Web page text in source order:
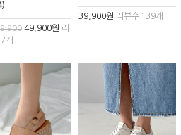
49,900원 리
개
39,900원 리뷰수 : 39개